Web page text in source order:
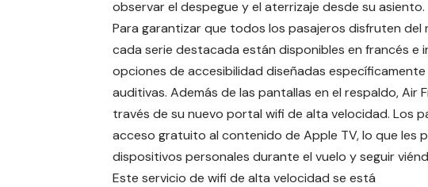
observar el despegue y el aterrizaje desde su asiento.
Para garantizar que todos los pasajeros disfruten
cada serie destacada están disponibles en francés e
opciones de accesibilidad diseñadas
auditivas. Además de las pantallas en el respaldo,Air
través de su nuevo portal wifi de alta velocidad. Los
acceso gratuito al contenido de Apple TV, lo que les
dispositivos personales durante el vuelo y seguir
Este servicio de wifi de alta velocidad se está